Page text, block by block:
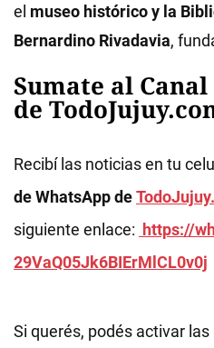
el museo histórico y la
Bernardino Rivadavia,
Sumate al
de
Recibí las noticias en tu
de WhatsApp de
siguiente enlace: https://
29VaQ05Jk6BIErMlCL0v0j
Si querés, podés activar